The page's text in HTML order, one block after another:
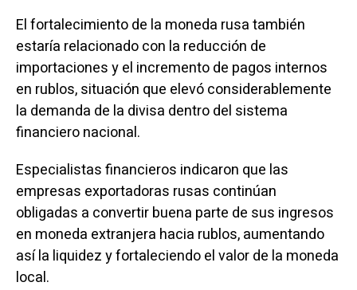
El fortalecimiento de la moneda rusa también
estaría relacionado con la reducción de
importaciones y el incremento de pagos internos
en rublos, situación que elevó considerablemente
la demanda de la divisa dentro del sistema
financiero nacional.
Especialistas financieros indicaron que las
empresas exportadoras rusas continúan
obligadas a convertir buena parte de sus ingresos
en moneda extranjera hacia rublos, aumentando
así la liquidez y fortaleciendo el valor de la moneda
local.